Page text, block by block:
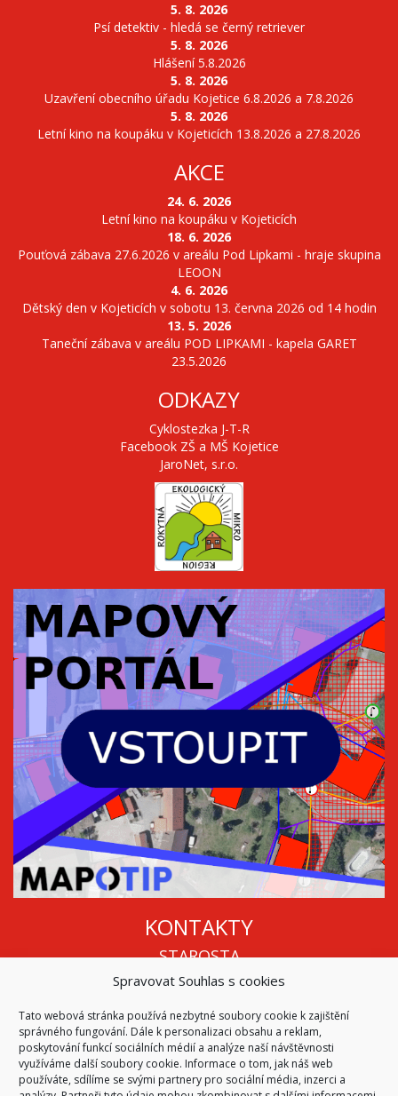
Spravovat Souhlas s cookies
Tato webová stránka používá nezbytné soubory cookie k zajištění
správného fungování. Dále k personalizaci obsahu a reklam,
poskytování funkcí sociálních médií a analýze naší návštěvnosti
využíváme další soubory cookie. Informace o tom, jak náš web
používáte, sdílíme se svými partnery pro sociální média, inzerci a
5. 8. 2026
Psí detektiv - hledá se černý retriever
5. 8. 2026
Hlášení 5.8.2026
5. 8. 2026
Uzavření obecního úřadu Kojetice 6.8.2026 a 7.8.2026
5. 8. 2026
Letní kino na koupáku v Kojeticích 13.8.2026 a 27.8.2026
AKCE
24. 6. 2026
Letní kino na koupáku v Kojeticích
18. 6. 2026
Pouťová zábava 27.6.2026 v areálu Pod Lipkami - hraje skupina
LEOON
4. 6. 2026
Dětský den v Kojeticích v sobotu 13. června 2026 od 14 hodin
13. 5. 2026
Taneční zábava v areálu POD LIPKAMI - kapela GARET
23.5.2026
ODKAZY
Cyklostezka J-T-R
Facebook ZŠ a MŠ Kojetice
JaroNet, s.r.o.
KONTAKTY
STAROSTA
Mgr. Roman Vala
info@oukojetice.cz
ÚŘEDNÍ HODINY
Po, St: 15:30 - 16:30